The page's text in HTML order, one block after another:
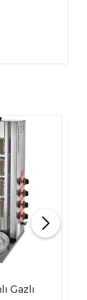
Gazlı